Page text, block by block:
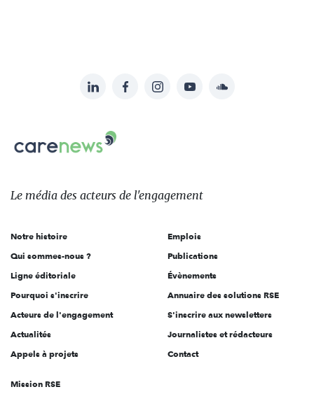
sur:
LinkedInFacebookInstagramYouTubeSoundcloud
Carenews,
Le
des
l'engagement
Le média des acteurs de l'engagement
Notre histoire
Qui sommes-nous ?
Ligne éditoriale
Pourquoi s'inscrire
Acteurs de l'engagement
Actualités
Appels à projets
Emplois
Publications
Évènements
Annuaire des solutions RSE
S'inscrire aux newsletters
Journalistes et rédacteurs
Contact
Mission RSE